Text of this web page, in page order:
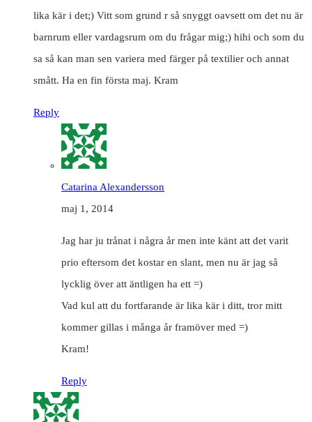
lika kär i det;) Vitt som grund r så snyggt oavsett om det nu är
barnrum eller vardagsrum om du frågar mig;) hihi och som du
sa så kan man sen variera med färger på textilier och annat
smått. Ha en fin första maj. Kram
Reply
Catarina Alexandersson
maj 1, 2014
Jag har ju trånat i några år men inte känt att det varit
prio eftersom det kostar en slant, men nu är jag så
lycklig över att äntligen ha ett =)
Vad kul att du fortfarande är lika kär i ditt, tror mitt
kommer gillas i många år framöver med =)
Kram!
Reply